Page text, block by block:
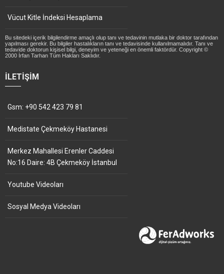
Vücut Kitle İndeksi Hesaplama
Bu sitedeki içerik bilgilendirme amaçlı olup tanı ve tedavinin mutlaka bir doktor tarafından
yapılması gerekir. Bu bilgiler hastalıkların tanı ve tedavisinde kullanılmamalıdır. Tanı ve
tedavide doktorun kişisel bilgi, deneyim ve yeteneği en önemli faktördür. Copyright ©
2000 İrfan Tarhan Tüm Hakları Saklıdır.
İLETIŞIM
Gsm: +90 542 423 79 81
Medistate Çekmeköy Hastanesi
Merkez Mahallesi Erenler Caddesi
No:16 Daire: 4B Çekmeköy İstanbul
Youtube Videoları
Sosyal Medya Videoları